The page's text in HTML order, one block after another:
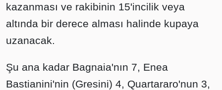
kazanması ve rakibinin 15'incilik veya
altında bir derece alması halinde kupaya
uzanacak.
Şu ana kadar Bagnaia'nın 7, Enea
Bastianini'nin (Gresini) 4, Quartararo'nun 3,